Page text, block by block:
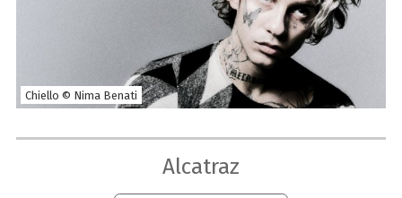
Chiello © Nima Benati
Alcatraz